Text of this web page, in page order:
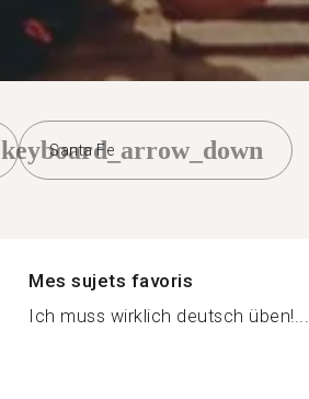
Santa Fe
keyboard_arrow_down
Mes sujets favoris
Ich muss wirklich deutsch üben!...